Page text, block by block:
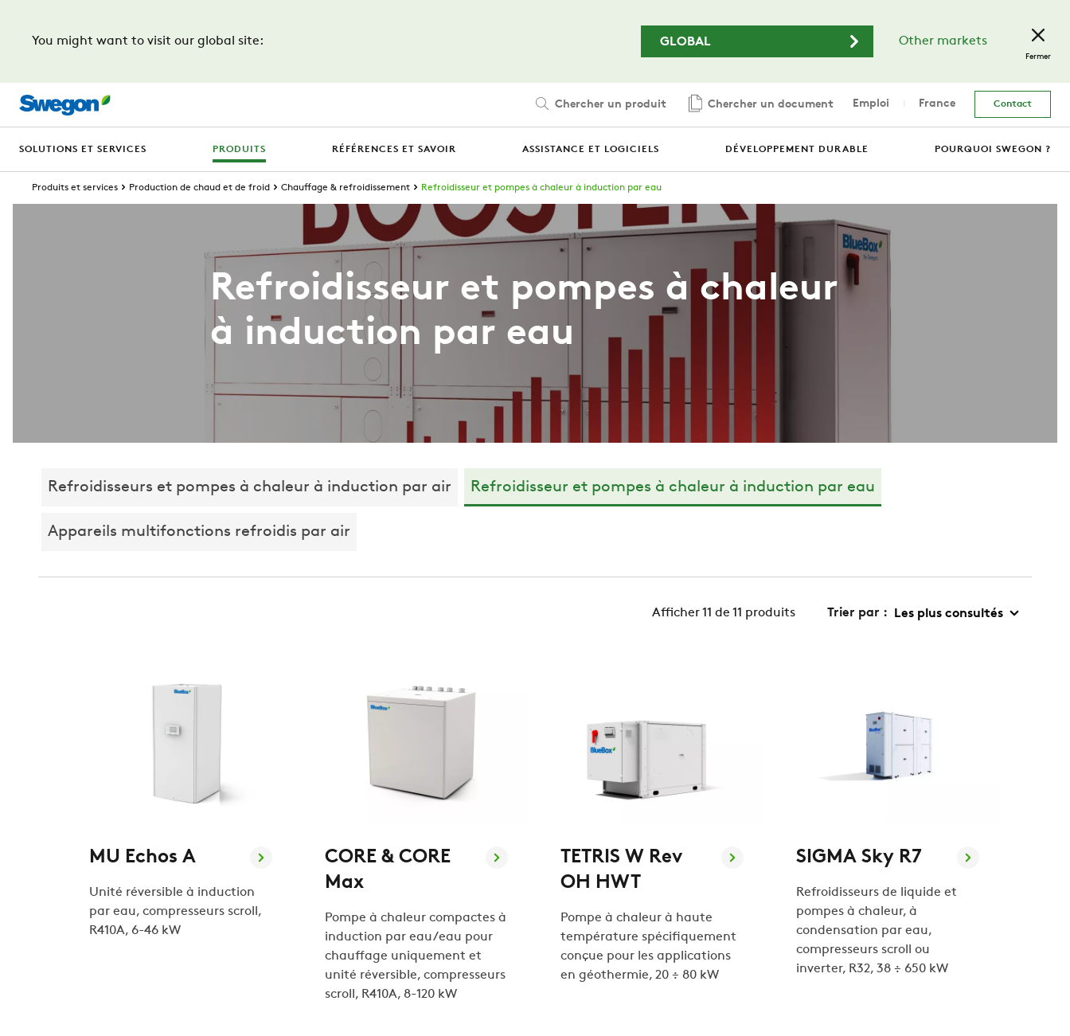
You might want to visit our global site:
GLOBAL Other markets
Fermer
Chercher un produit Chercher un document Emploi France Contact
SOLUTIONS ET SERVICES PRODUITS RÉFÉRENCES ET SAVOIR ASSISTANCE ET LOGICIELS DÉVELOPPEMENT DURABLE POURQUOI SWEGON ?
Produits et services Production de chaud et de froid Chauffage & refroidissement Refroidisseur et pompes à chaleur à induction par eau
Refroidisseur et pompes à chaleur
à induction par eau
Refroidisseurs et pompes à chaleur à induction par air Refroidisseur et pompes à chaleur à induction par eau
Appareils multifonctions refroidis par air
Afficher 11 de 11 produits Trier par :
MU Echos A
Unité réversible à induction
par eau, compresseurs scroll,
R410A, 6-46 kW
CORE & CORE
Max
Pompe à chaleur compactes à
induction par eau/eau pour
chauffage uniquement et
unité réversible, compresseurs
scroll, R410A, 8-120 kW
TETRIS W Rev
OH HWT
Pompe à chaleur à haute
température spécifiquement
conçue pour les applications
en géothermie, 20 ÷ 80 kW
SIGMA Sky R7
Refroidisseurs de liquide et
pompes à chaleur, à
condensation par eau,
compresseurs scroll ou
inverter, R32, 38 ÷ 650 kW